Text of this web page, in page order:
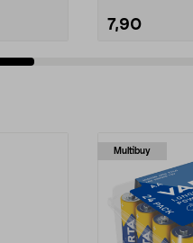
7,90
Multibuy